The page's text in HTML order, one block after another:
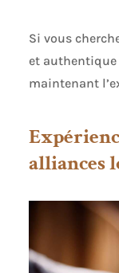
Si vous
et authentique
maintenant
alliances